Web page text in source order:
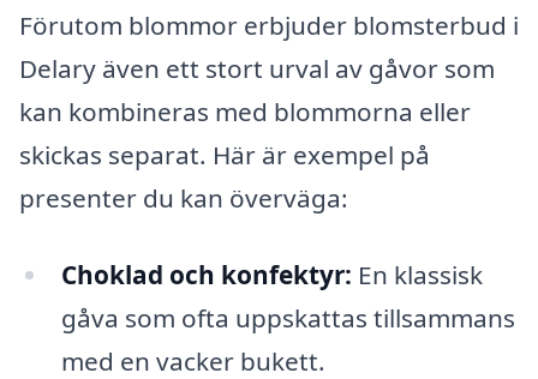
Förutom blommor erbjuder blomsterbud i
Delary även ett stort urval av gåvor som
kan kombineras med blommorna eller
skickas separat. Här är exempel på
presenter du kan överväga:
Choklad och konfektyr: En klassisk
gåva som ofta uppskattas tillsammans
med en vacker bukett.